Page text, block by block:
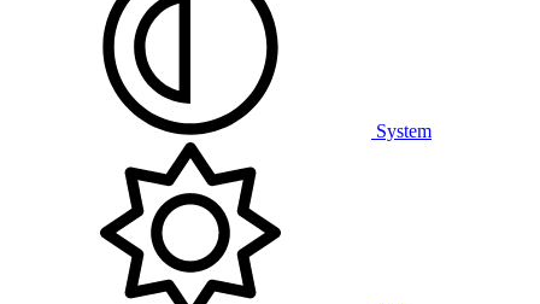
System